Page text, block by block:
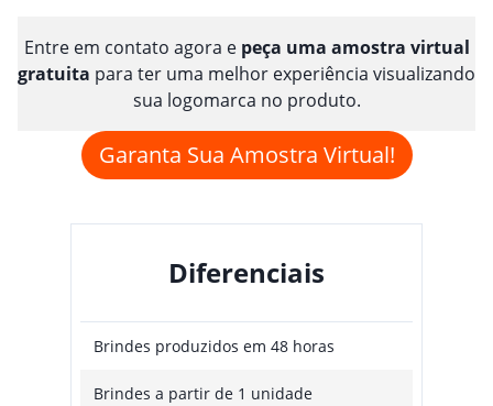
Entre em contato agora e peça uma amostra virtual
gratuita para ter uma melhor experiência visualizando
sua logomarca no produto.
Garanta Sua Amostra Virtual!
Diferenciais
Brindes produzidos em 48 horas
Brindes a partir de 1 unidade